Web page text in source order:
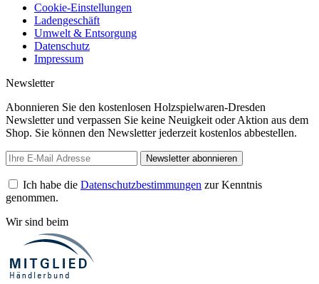
Cookie-Einstellungen
Ladengeschäft
Umwelt & Entsorgung
Datenschutz
Impressum
Newsletter
Abonnieren Sie den kostenlosen Holzspielwaren-Dresden
Newsletter und verpassen Sie keine Neuigkeit oder Aktion aus dem
Shop. Sie können den Newsletter jederzeit kostenlos abbestellen.
Newsletter abonnieren
Ich habe die Datenschutzbestimmungen zur Kenntnis
genommen.
Wir sind beim